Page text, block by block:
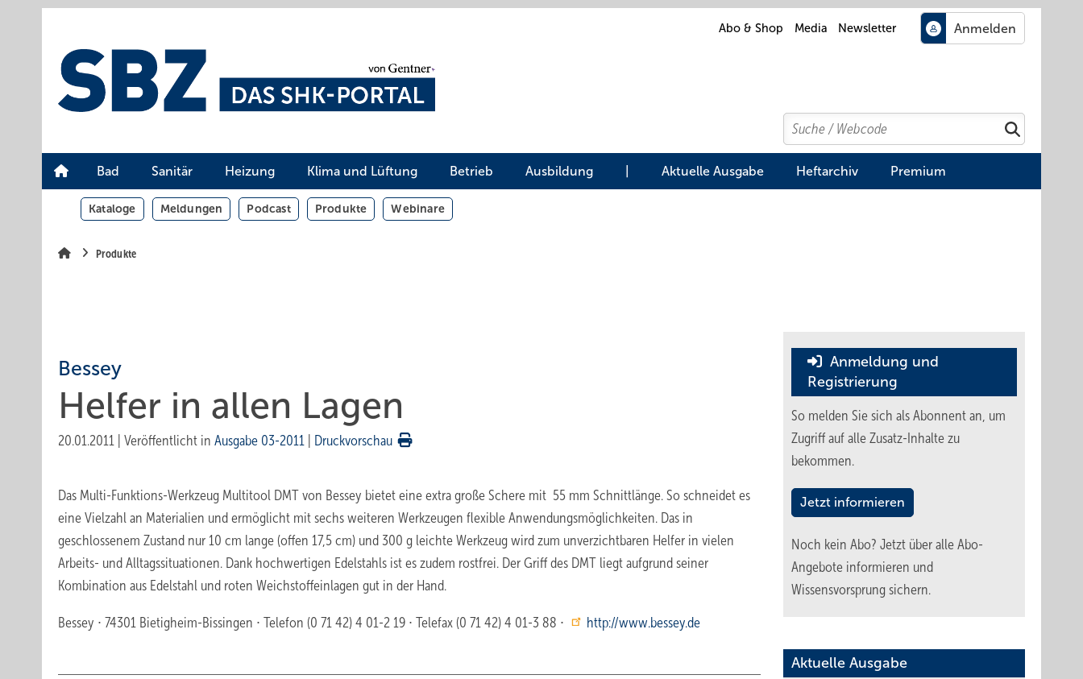
Abo & Shop Media Newsletter
Search
Suchen
Bad Sanitär Heizung Klima und Lüftung Betrieb Ausbildung Aktuelle Ausgabe Heftarchiv Premium
Kataloge Meldungen Podcast Produkte Webinare
Produkte
Bessey
Helfer in allen Lagen
20.01.2011 Veröffentlicht in Ausgabe 03-2011 Druckvorschau
Das Multi-Funktions-Werkzeug Multitool DMT von Bessey bietet eine extra große Schere mit ­ 55 mm Schnittlänge. So schneidet es
eine Vielzahl an Materialien und ermöglicht mit sechs weiteren Werkzeugen flexible Anwendungsmöglichkeiten. Das in
geschlossenem Zustand nur 10 cm lange (offen 17,5 cm) und 300 g leichte Werkzeug wird zum unverzichtbaren Helfer in vielen
Arbeits- und Alltagssituationen. Dank hochwertigen Edelstahls ist es zudem rostfrei. Der Griff des DMT liegt aufgrund seiner
Kombination aus Edelstahl und roten Weichstoffeinlagen gut in der Hand.
Bessey ∙ 74301 Bietigheim-Bissingen ∙ Telefon (0 71 42) 4 01-2 19 ∙ Telefax (0 71 42) 4 01-3 88 ∙ http://www.bessey.de
Anmeldung und
Registrierung
So melden Sie sich als Abonnent an, um
Zugriff auf alle Zusatz-Inhalte zu
bekommen.
Jetzt informieren
Noch kein Abo? Jetzt über alle Abo-
Angebote informieren und
Wissensvorsprung sichern.
Aktuelle Ausgabe